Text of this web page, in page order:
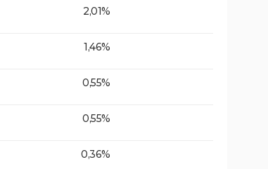
2,01%
1,46%
0,55%
0,55%
0,36%